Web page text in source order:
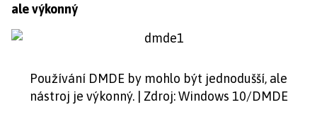
ale výkonný
Používání DMDE by mohlo být jednodušší, ale
nástroj je výkonný. | Zdroj: Windows 10/DMDE